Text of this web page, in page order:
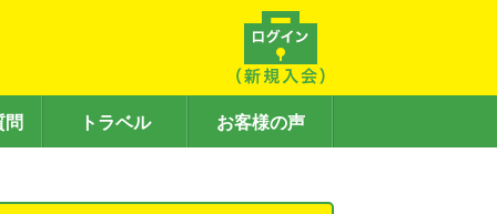
問 トラベル お客様の声